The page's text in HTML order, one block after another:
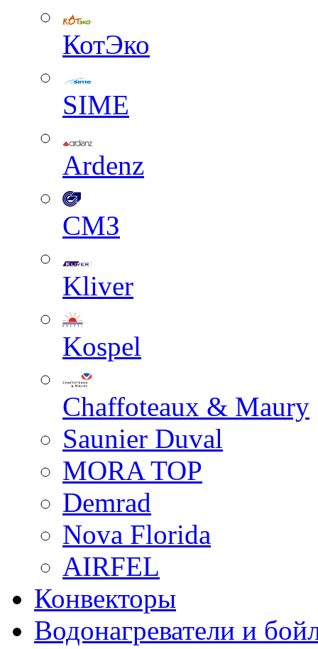
КотЭко
SIME
Ardenz
СМЗ
Kliver
Kospel
Chaffoteaux & Maury
Saunier Duval
MORA TOP
Demrad
Nova Florida
AIRFEL
Конвекторы
Водонагреватели и